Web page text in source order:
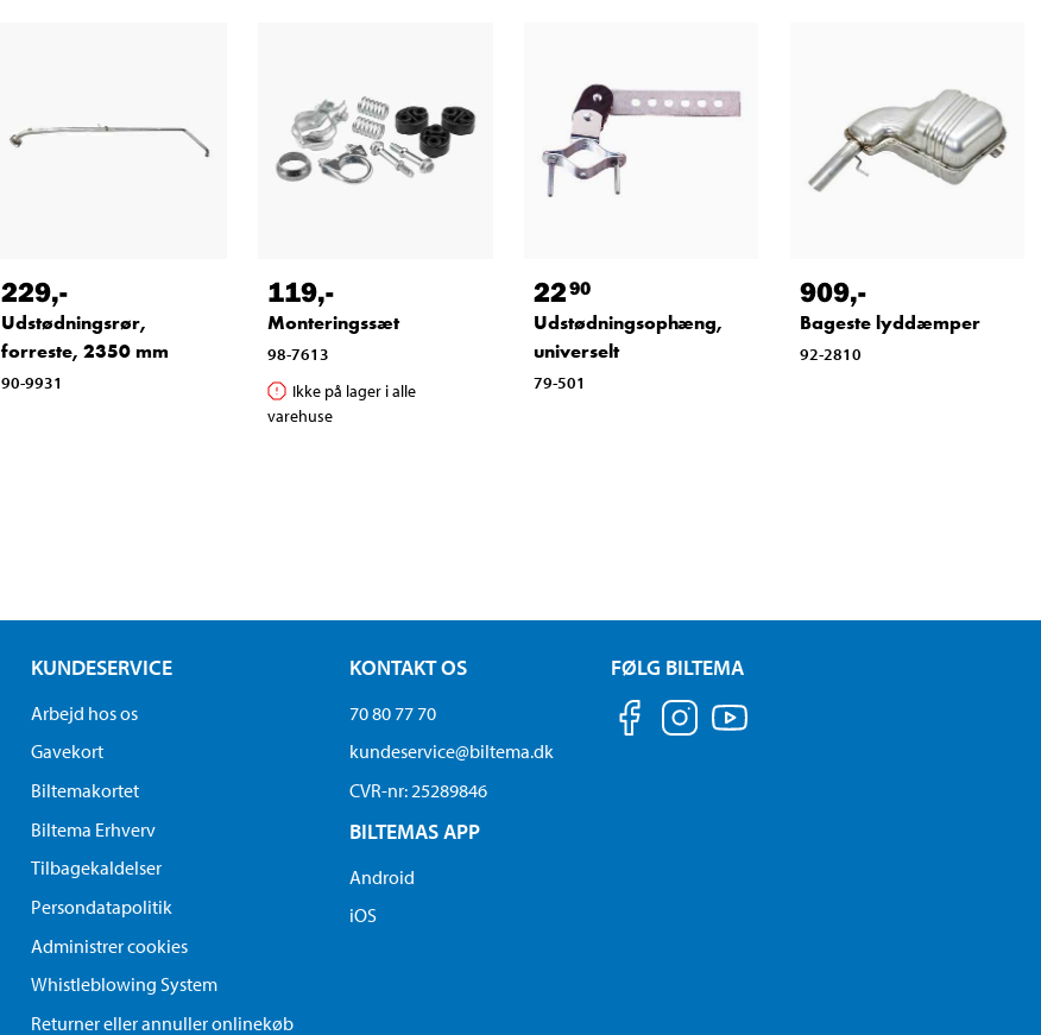
229,-
Udstødningsrør,
forreste, 2350 mm
90-9931
119,-
Monteringssæt
98-7613
Ikke på lager i alle
varehuse
2290
Udstødningsophæng,
universelt
79-501
909,-
Bageste lyddæmper
92-2810
KUNDESERVICE
Arbejd hos os
Gavekort
Biltemakortet
Biltema Erhverv
Tilbagekaldelser
Persondatapolitik
Administrer cookies
Whistleblowing System
Returner eller annuller onlinekøb
KONTAKT OS
70 80 77 70
kundeservice@biltema.dk
CVR-nr: 25289846
BILTEMAS APP
Android
iOS
FØLG BILTEMA